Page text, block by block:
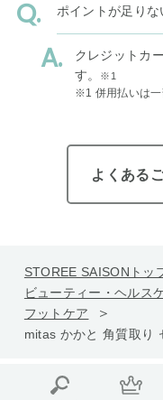
ポイントが足り
クレジットカ
す。
※1
※1 併用払いは一
よくある
STOREE SAISONトッ
ビューティー・ヘルス
フットケア
mitas かかと 角質取り